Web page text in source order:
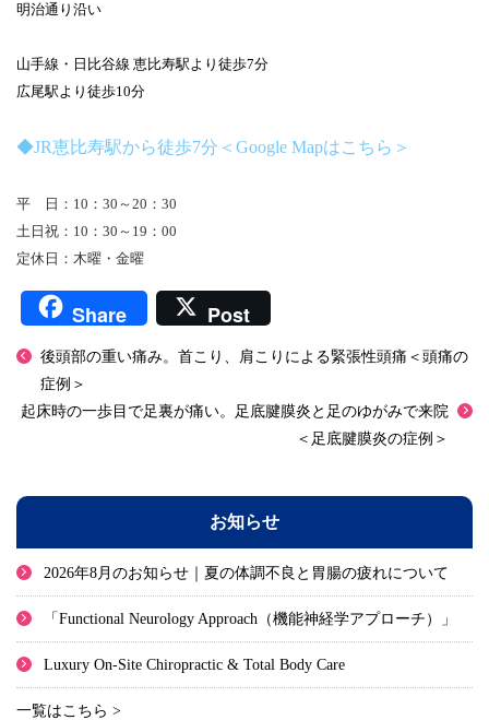
明治通り沿い
山手線・日比谷線 恵比寿駅より徒歩7分
広尾駅より徒歩10分
◆JR恵比寿駅から徒歩7分＜Google Mapはこちら＞
平 日：10：30～20：30
土日祝：10：30～19：00
定休日：木曜・金曜
Share Post
後頭部の重い痛み。首こり、肩こりによる緊張性頭痛＜頭痛の
症例＞
起床時の一歩目で足裏が痛い。足底腱膜炎と足のゆがみで来院
＜足底腱膜炎の症例＞
お知らせ
2026年8月のお知らせ｜夏の体調不良と胃腸の疲れについて
「Functional Neurology Approach（機能神経学アプローチ）」
Luxury On-Site Chiropractic & Total Body Care
一覧はこちら >